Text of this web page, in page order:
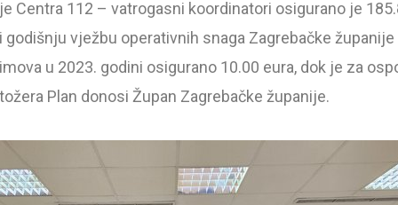
Centra 112 – vatrogasni koordinatori osigurano je
vježbu operativnih snaga Zagrebačke
u 2023. godini osigurano 10.00 eura, dok je za
Plan donosi Župan Zagrebačke županije.